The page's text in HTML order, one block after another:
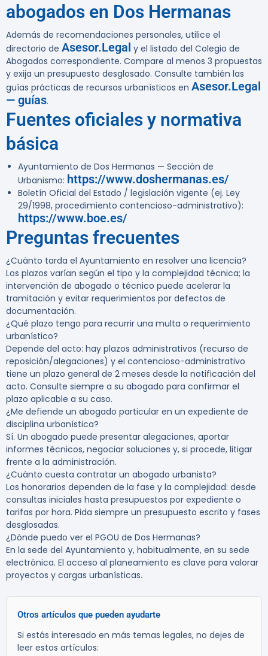
abogados en Dos Hermanas
Además de recomendaciones personales, utilice el
directorio de Asesor.Legal y el listado del Colegio de
Abogados correspondiente. Compare al menos 3 propuestas
y exija un presupuesto desglosado. Consulte también las
guías prácticas de recursos urbanísticos en Asesor.Legal
— guías.
Fuentes oficiales y normativa
básica
Ayuntamiento de Dos Hermanas — Sección de
Urbanismo: https://www.doshermanas.es/
Boletín Oficial del Estado / legislación vigente (ej. Ley
29/1998, procedimiento contencioso-administrativo):
https://www.boe.es/
Preguntas frecuentes
¿Cuánto tarda el Ayuntamiento en resolver una licencia?
Los plazos varían según el tipo y la complejidad técnica; la
intervención de abogado o técnico puede acelerar la
tramitación y evitar requerimientos por defectos de
documentación.
¿Qué plazo tengo para recurrir una multa o requerimiento
urbanístico?
Depende del acto: hay plazos administrativos (recurso de
reposición/alegaciones) y el contencioso-administrativo
tiene un plazo general de 2 meses desde la notificación del
acto. Consulte siempre a su abogado para confirmar el
plazo aplicable a su caso.
¿Me defiende un abogado particular en un expediente de
disciplina urbanística?
Sí. Un abogado puede presentar alegaciones, aportar
informes técnicos, negociar soluciones y, si procede, litigar
frente a la administración.
¿Cuánto cuesta contratar un abogado urbanista?
Los honorarios dependen de la fase y la complejidad: desde
consultas iniciales hasta presupuestos por expediente o
tarifas por hora. Pida siempre un presupuesto escrito y fases
desglosadas.
¿Dónde puedo ver el PGOU de Dos Hermanas?
En la sede del Ayuntamiento y, habitualmente, en su sede
electrónica. El acceso al planeamiento es clave para valorar
proyectos y cargas urbanísticas.
Otros artículos que pueden ayudarte
Si estás interesado en más temas legales, no dejes de
leer estos artículos: